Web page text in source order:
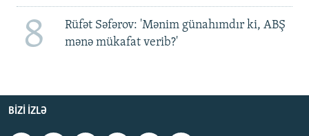
8
Rüfət Səfərov: 'Mənim günahımdır ki, ABŞ
mənə mükafat verib?'
BIZI IZLƏ